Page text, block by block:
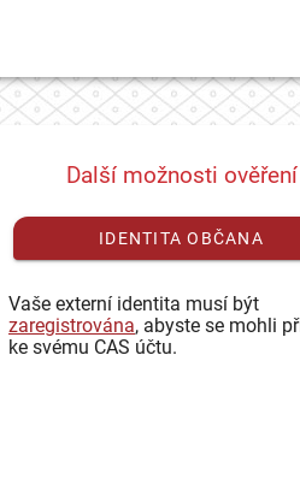
Další možnosti ověření
IDENTITA OBČANA
Vaše externí identita musí být
zaregistrována, abyste se mohli
ke svému CAS účtu.